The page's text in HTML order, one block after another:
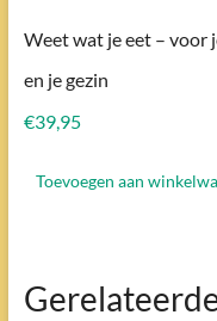
Weet wat je eet – voor
en je gezin
€39,95
Toevoegen aan